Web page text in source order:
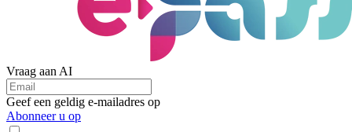
Vraag aan AI
Geef een geldig e-mailadres op
Abonneer u op